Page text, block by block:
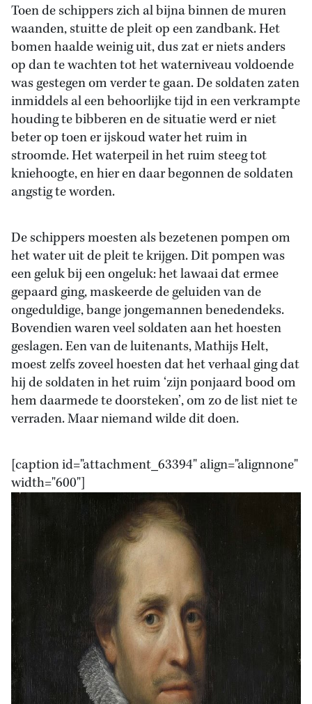
Toen de schippers zich al bijna binnen de muren
waanden, stuitte de pleit op een zandbank. Het
bomen haalde weinig uit, dus zat er niets anders
op dan te wachten tot het waterniveau voldoende
was gestegen om verder te gaan. De soldaten zaten
inmiddels al een behoorlijke tijd in een verkrampte
houding te bibberen en de situatie werd er niet
beter op toen er ijskoud water het ruim in
stroomde. Het waterpeil in het ruim steeg tot
kniehoogte, en hier en daar begonnen de soldaten
angstig te worden.
De schippers moesten als bezetenen pompen om
het water uit de pleit te krijgen. Dit pompen was
een geluk bij een ongeluk: het lawaai dat ermee
gepaard ging, maskeerde de geluiden van de
ongeduldige, bange jongemannen benedendeks.
Bovendien waren veel soldaten aan het hoesten
geslagen. Een van de luitenants, Mathijs Helt,
moest zelfs zoveel hoesten dat het verhaal ging dat
hij de soldaten in het ruim ‘zijn ponjaard bood om
hem daarmede te doorsteken’, om zo de list niet te
verraden. Maar niemand wilde dit doen.
[caption id="attachment_63394" align="alignnone"
width="600"]